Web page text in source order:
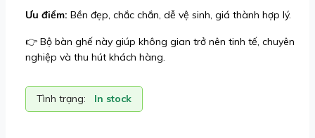
Ưu điểm: Bền đẹp, chắc chắn, dễ vệ sinh, giá thành hợp lý.
👉 Bộ bàn ghế này giúp không gian trở nên tinh tế, chuyên
nghiệp và thu hút khách hàng.
Tình trạng: In stock